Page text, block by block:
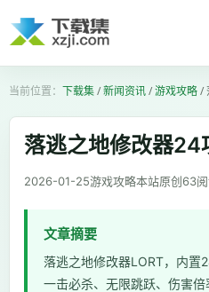
下载集/新闻资讯/游戏攻略/
落逃之地修改器24
2026-01-25游戏攻略本站原创63
文章摘要
落逃之地修改器LORT，内置
一击必杀、无限跳跃、伤害